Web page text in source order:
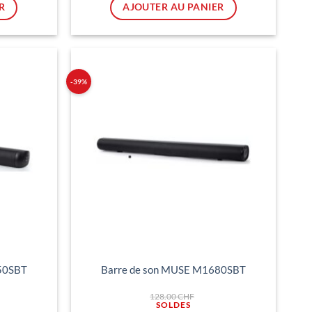
:
CHF.
est :
62.00 CHF.
AJOUTER AU PANIER
-39%
Barre de son MUSE M1680SBT
128.00CHF